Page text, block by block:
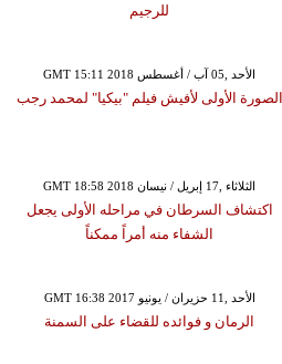
للرجيم
GMT 15:11 2018 الأحد ,05 آب / أغسطس
الصورة الأولى لأفيش فيلم "بيكيا" لمحمد رجب
GMT 18:58 2018 الثلاثاء ,17 إبريل / نيسان
اكتشاف السرطان في مراحله الأولى يجعل
الشفاء منه أمراً ممكناً
GMT 16:38 2017 الأحد ,11 حزيران / يونيو
الرمان و فوائده للقضاء على السمنة